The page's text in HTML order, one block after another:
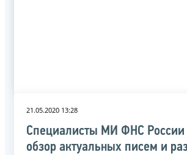
21.05.2020 13:28
Специалисты МИ ФНС
обзор актуальных писем и